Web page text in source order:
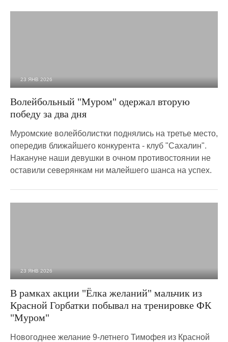
23 ЯНВ 2026
Волейбольный "Муром" одержал вторую
победу за два дня
Муромские волейболистки поднялись на третье место,
опередив ближайшего конкурента - клуб "Сахалин".
Накануне наши девушки в очном противостоянии не
оставили северянкам ни малейшего шанса на успех.
23 ЯНВ 2026
В рамках акции "Ёлка желаний" мальчик из
Красной Горбатки побывал на тренировке ФК
"Муром"
Новогоднее желание 9-летнего Тимофея из Красной